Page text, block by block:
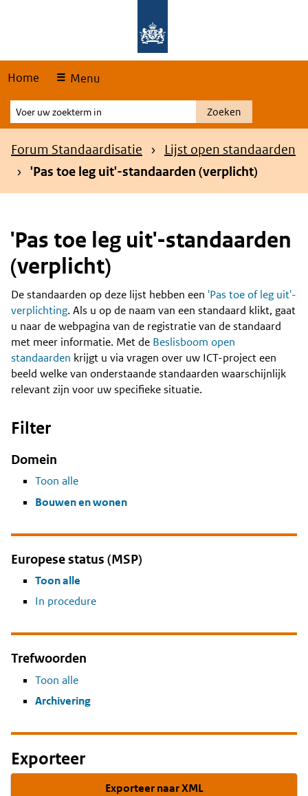
Home Menu
Voer
uw
zoekterm
Zoeken
Kruimelpad
Forum Standaardisatie
Lijst open standaarden
'Pas toe leg uit'-standaarden (verplicht)
'Pas toe leg uit'-standaarden
(verplicht)
Content
De standaarden op deze lijst hebben een 'Pas toe of leg uit'-
verplichting. Als u op de naam van een standaard klikt, gaat
u naar de webpagina van de registratie van de standaard
met meer informatie. Met de Beslisboom open
standaarden krijgt u via vragen over uw ICT-project een
beeld welke van onderstaande standaarden waarschijnlijk
relevant zijn voor uw specifieke situatie.
Filter
Domein
Toon alle
Bouwen en wonen
Europese status (MSP)
Toon alle
In procedure
Trefwoorden
Toon alle
Archivering
Exporteer
Exporteer naar XML